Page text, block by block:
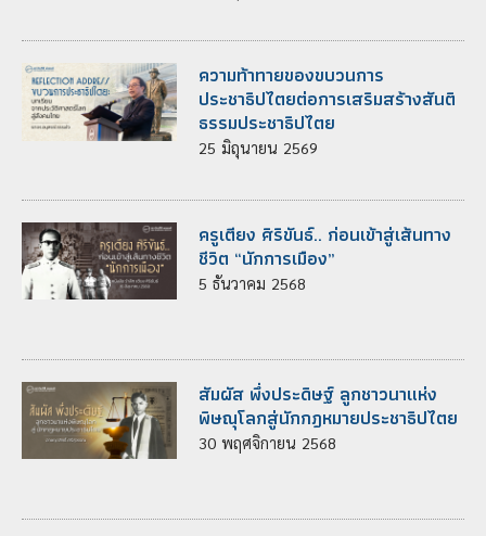
ความท้าทายของขบวนการ
ประชาธิปไตยต่อการเสริมสร้างสันติ
ธรรมประชาธิปไตย
25 มิถุนายน 2569
ครูเตียง ศิริขันธ์.. ก่อนเข้าสู่เส้นทาง
ชีวิต “นักการเมือง”
5 ธันวาคม 2568
สัมผัส พึ่งประดิษฐ์ ลูกชาวนาแห่ง
พิษณุโลกสู่นักกฎหมายประชาธิปไตย
30 พฤศจิกายน 2568